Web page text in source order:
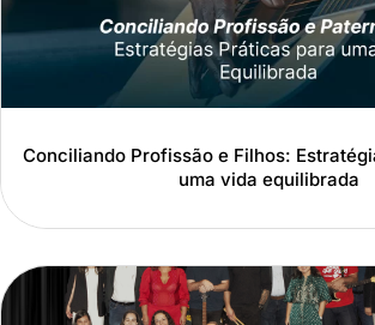
Conciliando Profissão e Filhos:
uma vida equilibrada